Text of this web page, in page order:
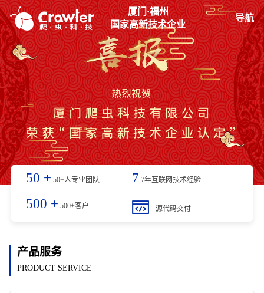
厦门·福州
国家高新技术企业
导航
50 + 50+人专业团队 7 7年互联网技术经验
500 + 500+客户 源代码交付
产品服务
PRODUCT SERVICE